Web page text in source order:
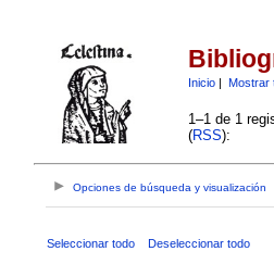
Inicio| Mostrar
1–1 de 1
(RSS):
Opciones de búsqueda y visualización
Seleccionar todo Deseleccionar todo